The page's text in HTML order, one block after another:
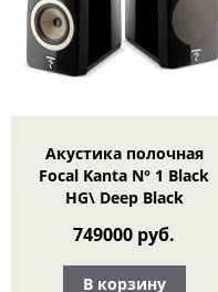
Акустика полочная
Focal Kanta N° 1 Black
HG\ Deep Black
749000 руб.
В корзину